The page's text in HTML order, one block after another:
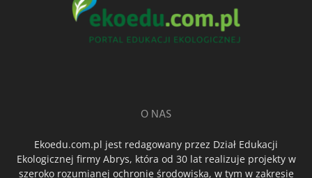
O NAS
Ekoedu.com.pl jest redagowany przez Dział Edukacji
Ekologicznej firmy Abrys, która od 30 lat realizuje projekty w
szeroko rozumianej ochronie środowiska, w tym w zakresie